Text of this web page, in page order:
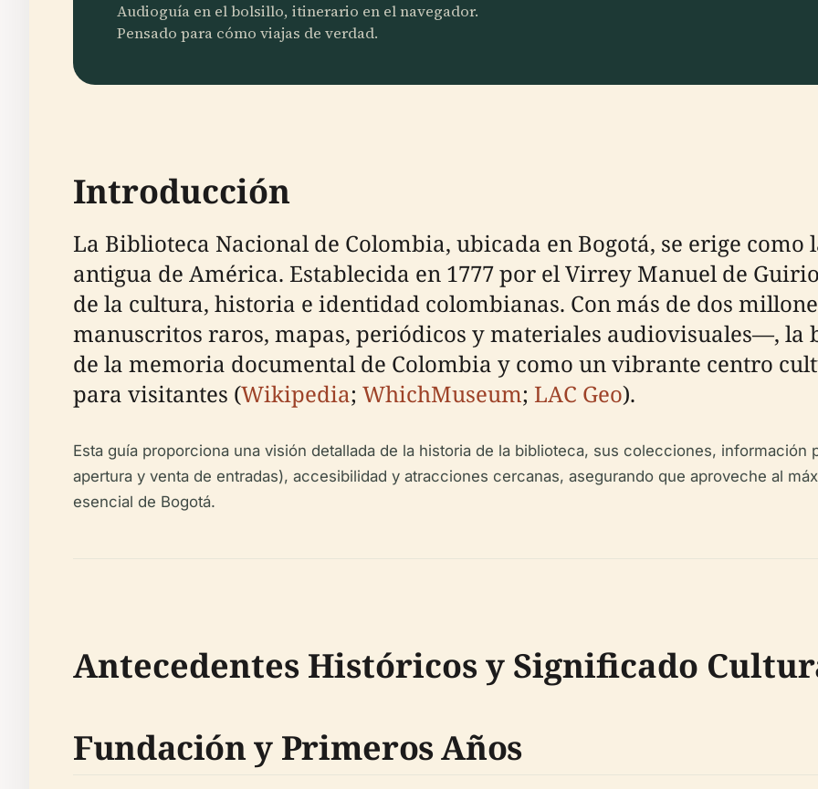
Audioguía en el bolsillo, itinerario en el navegador.
Pensado para cómo viajas de verdad.
Introducción
La Biblioteca Nacional de Colombia, ubicada en Bogotá, se erige
antigua de América. Establecida en 1777 por el Virrey Manuel de
de la cultura, historia e identidad colombianas. Con más de dos
manuscritos raros, mapas, periódicos y materiales audiovisuales—,
de la memoria documental de Colombia y como un vibrante centro
para visitantes (Wikipedia; WhichMuseum; LAC Geo).
Esta guía proporciona una visión detallada de la historia de la biblioteca, sus colecciones, información
apertura y venta de entradas), accesibilidad y atracciones cercanas, asegurando que aproveche al
esencial de Bogotá.
Antecedentes Históricos y Significado
Fundación y Primeros Años